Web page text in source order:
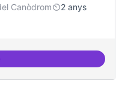
Canòdrom
2 anys
+ residències